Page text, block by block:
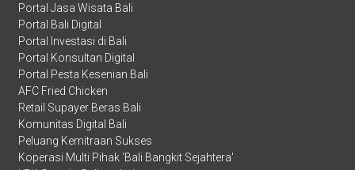
Portal Jasa Wisata Bali
Portal Bali Digital
Portal Investasi di Bali
Portal Konsultan Digital
Portal Pesta Kesenian Bali
AFC Fried Chicken
Retail Supayer Beras Bali
Komunitas Digital Bali
Peluang Kemitraan Sukses
Koperasi Multi Pihak 'Bali Bangkit Sejahtera'